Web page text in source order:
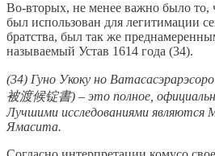
Во-вторых, не менее важно было то,
был использован для легитимации
братства, был так же
называемый Устав 1614 года (34).
(34) Гуно Укоку но
被渡候锭書) – это полное,
Лучшими исследованиями являются
Ямасита.